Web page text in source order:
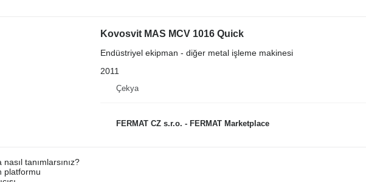
Kovosvit MAS MCV 1016 Quick
Endüstriyel ekipman - diğer metal işleme makinesi
2011
Çekya
FERMAT CZ s.r.o. - FERMAT Marketplace
nasıl tanımlarsınız?
platformu